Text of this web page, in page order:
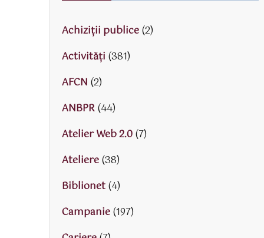
Achiziții publice(2)
Activităţi (381)
AFCN (2)
ANBPR(44)
Atelier Web 2.0(7)
Ateliere(38)
Biblionet(4)
Campanie(197)